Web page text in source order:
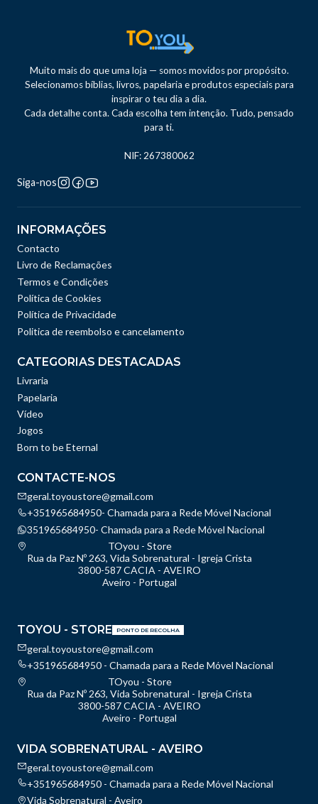
Muito mais do que uma loja — somos movidos por propósito.
Selecionamos bíblias, livros, papelaria e produtos especiais para
inspirar o teu dia a dia.
Cada detalhe conta. Cada escolha tem intenção. Tudo, pensado
para ti.
NIF: 267380062
Siga-nos
INFORMAÇÕES
Contacto
Livro de Reclamações
Termos e Condições
Política de Cookies
Política de Privacidade
Politica de reembolso e cancelamento
CATEGORIAS DESTACADAS
Livraria
Papelaria
Vídeo
Jogos
Born to be Eternal
CONTACTE-NOS
geral.toyoustore@gmail.com
+351965684950- Chamada para a Rede Móvel Nacional
351965684950- Chamada para a Rede Móvel Nacional
TOyou - Store
Rua da Paz Nº 263, Vida Sobrenatural - Igreja Crista
3800-587 CACIA - AVEIRO
Aveiro - Portugal
TOYOU - STORE PONTO DE RECOLHA
geral.toyoustore@gmail.com
+351965684950 - Chamada para a Rede Móvel Nacional
TOyou - Store
Rua da Paz Nº 263, Vida Sobrenatural - Igreja Crista
3800-587 CACIA - AVEIRO
Aveiro - Portugal
VIDA SOBRENATURAL - AVEIRO
geral.toyoustore@gmail.com
+351965684950 - Chamada para a Rede Móvel Nacional
Vida Sobrenatural - Aveiro